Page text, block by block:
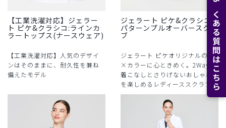
よくある質問はこちら
【工業洗濯対応】ジェラー
ト ピケ&クラシコ:ラインカ
ラートップス(ナースウェア)
【工業洗濯対応】人気のデザイ
ンはそのままに、耐久性を兼ね
備えたモデル
ジェラート ピケ&クラシコ:
パターンプルオーバースクラ
ブ
ジェラート ピケオリジナルの柄
×カラーに心ときめく。2Wayの
着こなしとさりげないおしゃれ
を楽しめるレディーススクラブ。